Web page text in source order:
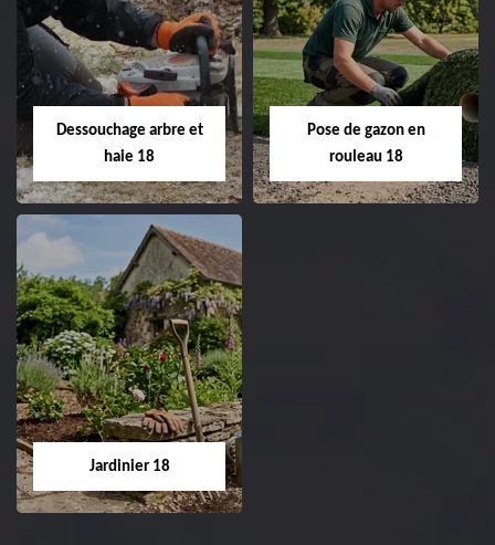
Taille de haie 18
Entreprise taille de haie
18 Cher tel:
02.52.56.49.40
Tonte et réfection
de pelouse 18
Entreprise tonte et
Cher tel: 02.52.56.49.40
Dessouchage arbre et
haie 18
Dessouchage arbre
et haie 18
Entreprise dessouchage
arbre et haie 18 Cher
Pose de gazon en
rouleau 18
Jardinier 18